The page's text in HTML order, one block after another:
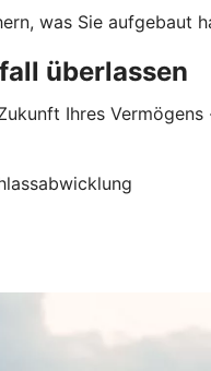
was Sie aufgebaut
überlassen
Ihres